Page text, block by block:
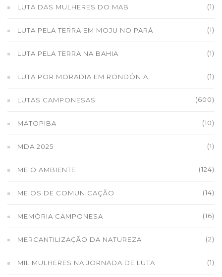
LUTA DAS MULHERES DO MAB (1)
LUTA PELA TERRA EM MOJU NO PARÁ (1)
LUTA PELA TERRA NA BAHIA (1)
LUTA POR MORADIA EM RONDÔNIA (1)
LUTAS CAMPONESAS (600)
MATOPIBA (10)
MDA 2025 (1)
MEIO AMBIENTE (124)
MEIOS DE COMUNICAÇÃO (14)
MEMÓRIA CAMPONESA (16)
MERCANTILIZAÇÃO DA NATUREZA (2)
MIL MULHERES NA JORNADA DE LUTA (1)